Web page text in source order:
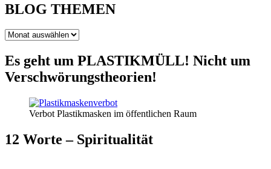
BLOG THEMEN
BLOG
Es geht um PLASTIKMÜLL! Nicht um
Verschwörungstheorien!
Verbot Plastikmasken im öffentlichen Raum
12 Worte – Spiritualität